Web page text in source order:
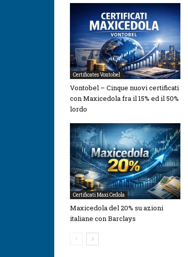
Certificates Vontobel
Vontobel – Cinque nuovi certificati
con Maxicedola fra il 15% ed il 50%
lordo
Certificati Maxi Cedola
Maxicedola del 20% su azioni
italiane con Barclays